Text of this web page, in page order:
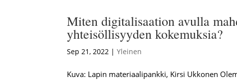
Miten digitalisaation avulla
yhteisöllisyyden kokemuksia?
Sep 21, 2022 |Yleinen
Kuva: Lapin materiaalipankki, Kirsi Ukkonen